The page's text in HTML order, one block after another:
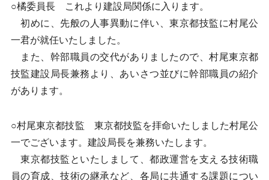
○橘委員長 これより建設局関係に入ります。
初めに、先般の人事異動に伴い、東京都技監に村尾公
一君が就任いたしました。
また、幹部職員の交代がありましたので、村尾東京都
技監建設局長兼務より、あいさつ並びに幹部職員の紹介
があります。
○村尾東京都技監 東京都技監を拝命いたしました村尾公
一でございます。建設局長を兼務いたします。
東京都技監といたしまして、都政運営を支える技術職
員の育成、技術の継承など、各局に共通する課題につい